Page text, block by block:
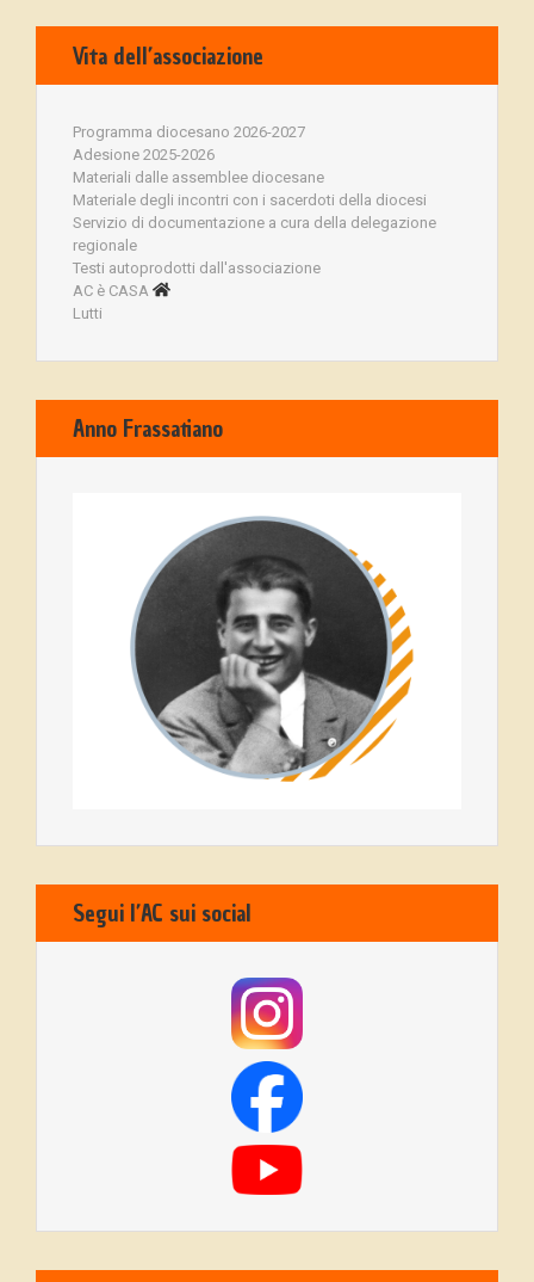
Vita dell’associazione
Programma diocesano 2026-2027
Adesione 2025-2026
Materiali dalle assemblee diocesane
Materiale degli incontri con i sacerdoti della diocesi
Servizio di documentazione a cura della delegazione
regionale
Testi autoprodotti dall'associazione
AC è CASA
Lutti
Anno Frassatiano
Segui l’AC sui social